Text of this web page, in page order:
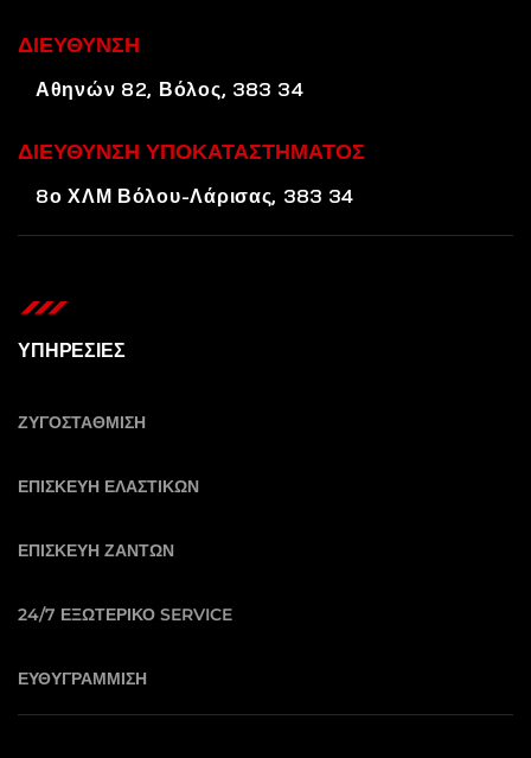
ΔΙΕΥΘΥΝΣΗ
Αθηνών 82, Βόλος, 383 34
ΔΙΕΥΘΥΝΣΗ ΥΠΟΚΑΤΑΣΤΗΜΑΤΟΣ
8ο ΧΛΜ Βόλου-Λάρισας, 383 34
ΥΠΗΡΕΣΙΕΣ
ΖΥΓΟΣΤΑΘΜΙΣΗ
ΕΠΙΣΚΕΥΗ ΕΛΑΣΤΙΚΩΝ
ΕΠΙΣΚΕΥΗ ΖΑΝΤΩΝ
24/7 ΕΞΩΤΕΡΙΚΟ SERVICE
ΕΥΘΥΓΡΑΜΜΙΣΗ